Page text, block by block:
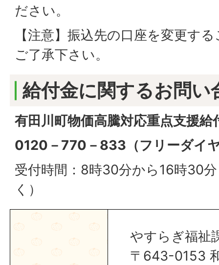
ださい。
【注意】振込先の口座を変更す
ご了承下さい。
給付金に関するお問い
有田川町物価高騰対応重点支援
0120－770－833（フリーダイ
受付時間：8時30分から16時30
く）
やすらぎ福祉
〒643-0153